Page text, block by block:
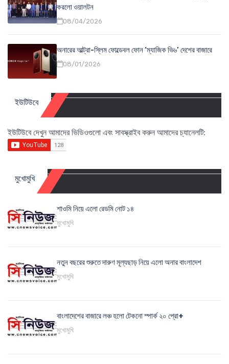
করলো ওয়ালটন
08/04/2026
অনারের আল্ট্রা-স্লিম ফোল্ডেবল ফোন ‘ম্যাজিক ভি৬’ দেশের বাজারে
08/01/2026
ইউটিউবে
ইউটিউবে দেখুন আমাদের ভিডিওগুলো এবং সাবস্ক্রাইব করুন আমাদের চ্যানেলটি:
মুখোমুখি
শাওমি নিয়ে এলো রেডমি নোট ১৪
মুখোমুখি
নতুন বছরের শুরুতে দারুণ মূল্যছাড় নিয়ে এলো অনার বাংলাদেশ
মুখোমুখি
বাংলাদেশের বাজারে লঞ্চ হলো টেকনো স্পার্ক ২০ প্রো+
মুখোমুখি